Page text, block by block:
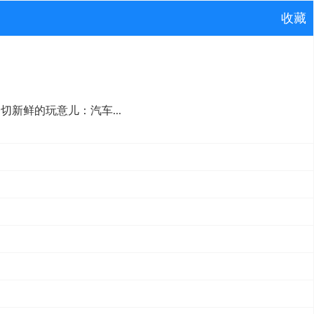
收藏
新鲜的玩意儿：汽车...